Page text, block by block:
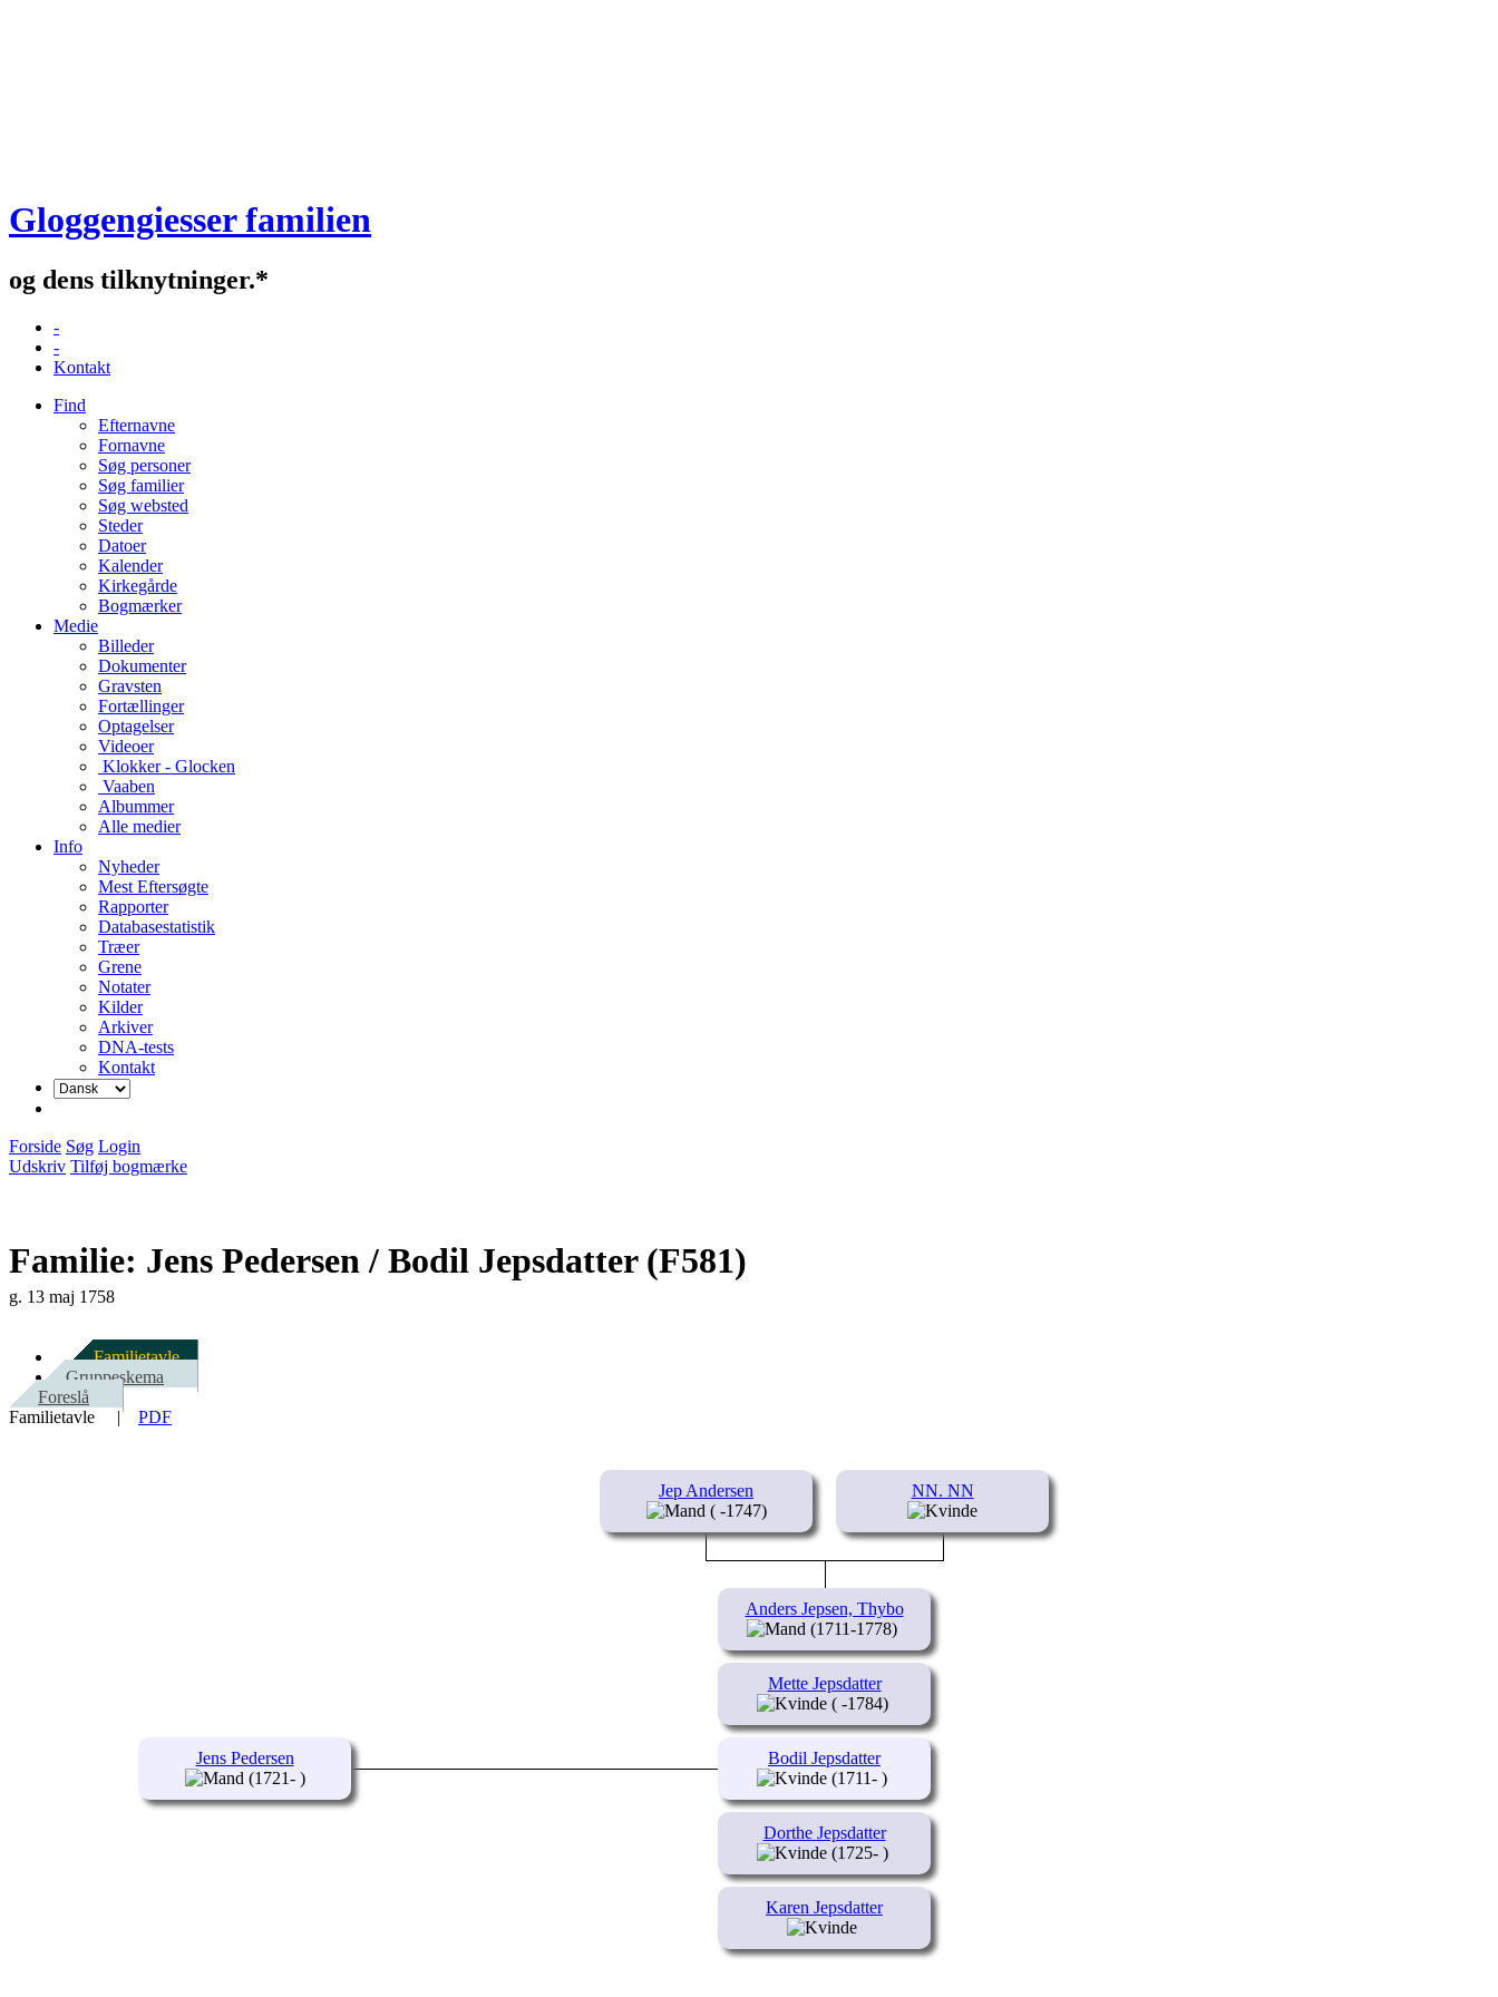
Gloggengiesser familien
og dens tilknytninger.*
-
-
Kontakt
Find
Efternavne
Fornavne
Søg personer
Søg familier
Søg websted
Steder
Datoer
Kalender
Kirkegårde
Bogmærker
Medie
Billeder
Dokumenter
Gravsten
Fortællinger
Optagelser
Videoer
Klokker - Glocken
Vaaben
Albummer
Alle medier
Info
Nyheder
Mest Eftersøgte
Rapporter
Databasestatistik
Træer
Grene
Notater
Kilder
Arkiver
DNA-tests
Kontakt
Forside Søg Login
Udskriv Tilføj bogmærke
Familie: Jens Pedersen / Bodil Jepsdatter (F581)
g. 13 maj 1758
Familietavle
Gruppeskema
Foreslå
Familietavle
| PDF
Jep Andersen
( -1747)
NN. NN
Anders Jepsen, Thybo
(1711-1778)
Mette Jepsdatter
( -1784)
Dorthe Jepsdatter
(1725- )
Karen Jepsdatter
Jens Pedersen
(1721- )
Bodil Jepsdatter
(1711- )